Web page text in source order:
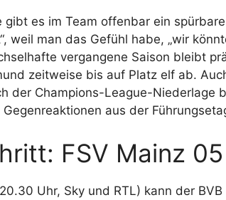
gibt es im Team offenbar ein
weil man das Gefühl habe, „wir
vergangene Saison bleibt
zeitweise bis auf Platz elf ab.
der Champions-League-Niederlage
aus der
FSV Mainz 05
Uhr, Sky und RTL) kann der